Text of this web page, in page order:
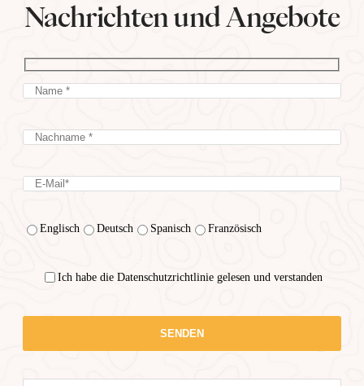
Nachrichten und Angebote
Englisch Deutsch Spanisch Französisch
Ich habe die Datenschutzrichtlinie gelesen und verstanden